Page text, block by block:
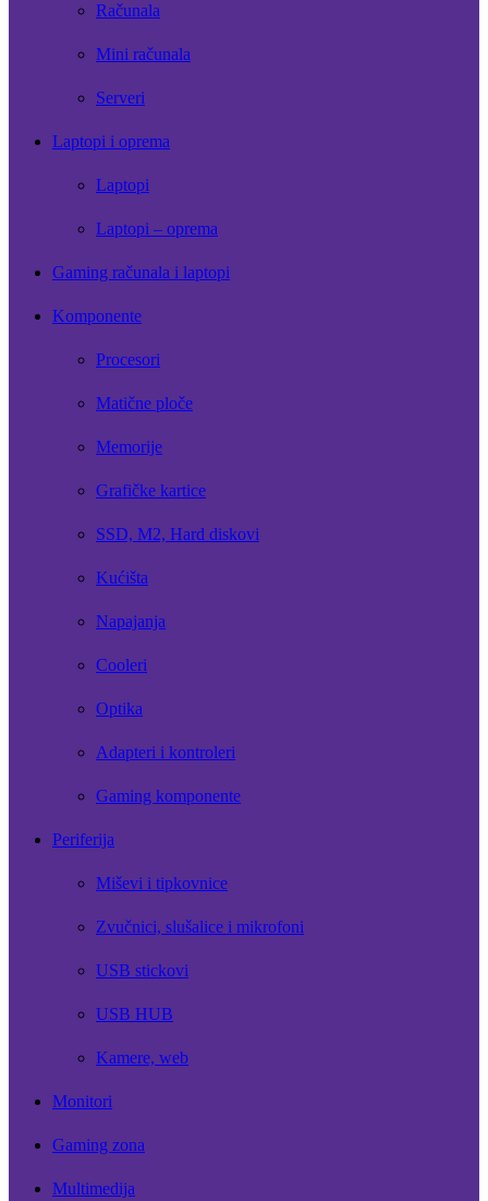
Računala
Mini računala
Serveri
Laptopi i oprema
Laptopi
Laptopi – oprema
Gaming računala i laptopi
Komponente
Procesori
Matične ploče
Memorije
Grafičke kartice
SSD, M2, Hard diskovi
Kućišta
Napajanja
Cooleri
Optika
Adapteri i kontroleri
Gaming komponente
Periferija
Miševi i tipkovnice
Zvučnici, slušalice i mikrofoni
USB stickovi
USB HUB
Kamere, web
Monitori
Gaming zona
Multimedija